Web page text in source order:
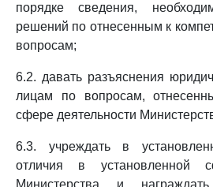
порядке сведения,
решений по отнесенным к
вопросам;
6.2. давать разъяснения
лицам по вопросам,
сфере деятельности
6.3. учреждать в
отличия в установленной
Министерства и